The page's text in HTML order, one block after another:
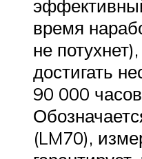
время
не
достигать
90 000
(LM70),